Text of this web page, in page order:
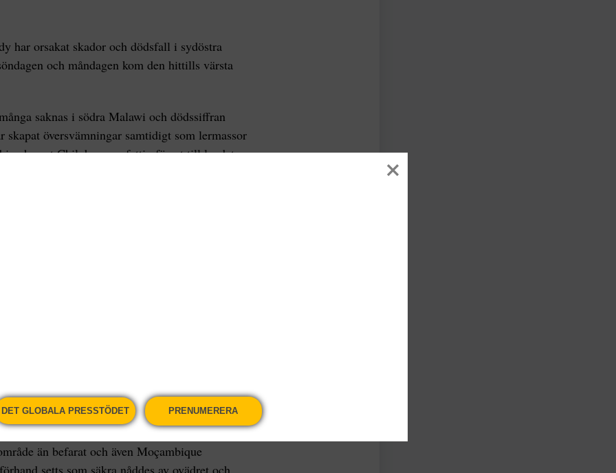
har orsakat skador och dödsfall i sydöstra
och måndagen kom den hittills värsta
saknas i södra Malawi och dödssiffran
översvämningar samtidigt som lermassor
i och runt Chilobwe, en fattig förort till landets
arbete, folk dör, säger en av de
än befarat och även Moçambique
setts som säkra nåddes av ovädret och
DET GLOBALA PRESSTÖDET PRENUMERERA